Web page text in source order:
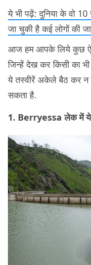
ये भी पढ़ें: दुनिया के वो
जा चुकी है कई लोगों की
आज हम आपके लिये कुछ
जिन्हें देख कर किसी का भी
ये तस्वीरें अकेले बैठ कर न
सकता है.
1. Berryessa लेक में ये